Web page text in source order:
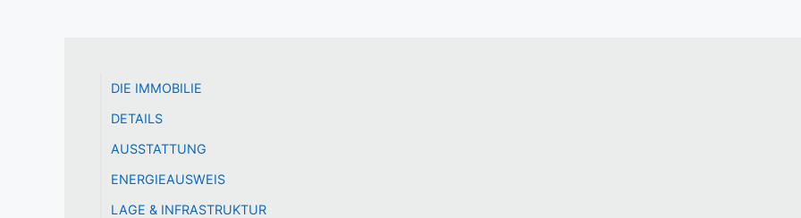
DIE IMMOBILIE
DETAILS
AUSSTATTUNG
ENERGIEAUSWEIS
LAGE & INFRASTRUKTUR